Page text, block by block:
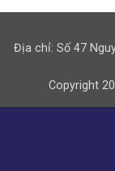
Địa chỉ: Số 47
Copyright